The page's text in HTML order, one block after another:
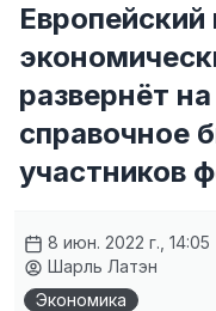
развернёт
справочное
участников
8 июн. 2022 г., 14:05
Шарль Латэн
Экономика